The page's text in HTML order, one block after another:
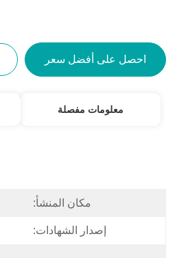
احصل على أفضل سعر
معلومات مفصلة
مكان المنشأ:
إصدار الشهادات: